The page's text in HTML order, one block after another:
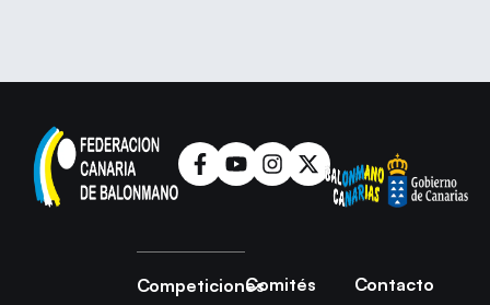
CompeticionesComités
Contacto